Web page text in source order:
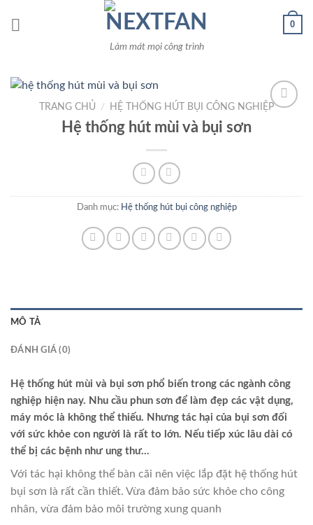
Làm mát mọi công trình
0
TRANG CHỦ / HỆ THỐNG HÚT BỤI CÔNG NGHIỆP
Hệ thống hút mùi và bụi sơn
Danh mục: Hệ thống hút bụi công nghiệp
MÔ TẢ
ĐÁNH GIÁ (0)
Hệ thống hút mùi và bụi sơn phổ biến trong các ngành công
nghiệp hiện nay. Nhu cầu phun sơn để làm đẹp các vật dụng,
máy móc là không thể thiếu. Nhưng tác hại của bụi sơn đối
với sức khỏe con người là rất to lớn. Nếu tiếp xúc lâu dài có
thể bị các bệnh như ung thư…
Với tác hại không thể bàn cãi nên việc lắp đặt hệ thống hút
bụi sơn là rất cần thiết. Vừa đảm bảo sức khỏe cho công
nhân, vừa đảm bảo môi trường xung quanh